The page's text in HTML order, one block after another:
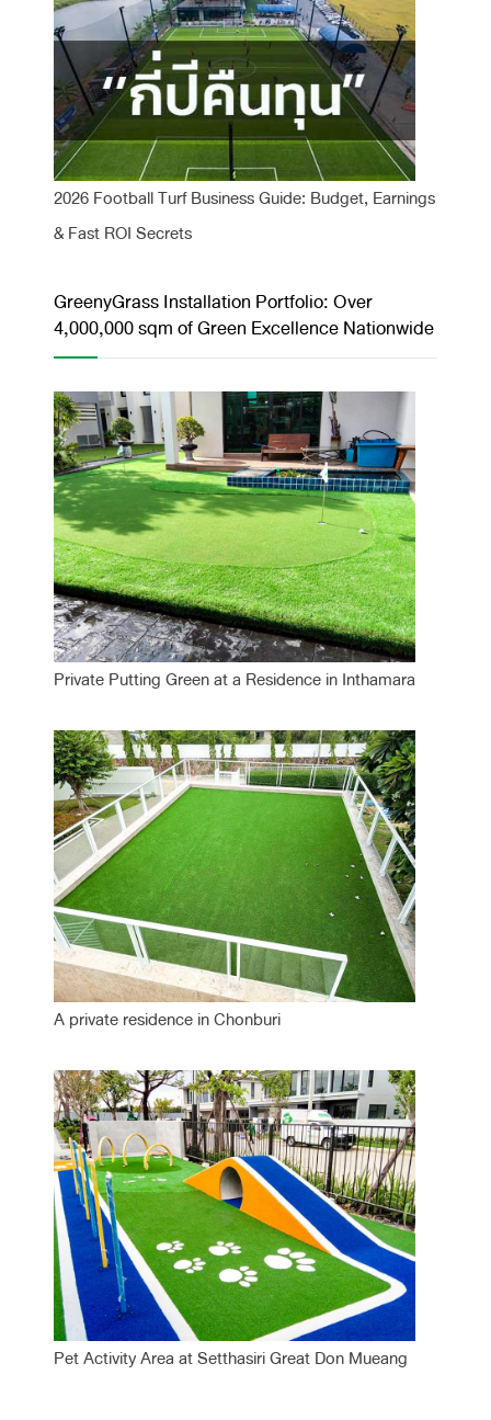
2026 Football Turf Business Guide: Budget, Earnings
& Fast ROI Secrets
GreenyGrass Installation Portfolio: Over
4,000,000 sqm of Green Excellence Nationwide
Private Putting Green at a Residence in Inthamara
A private residence in Chonburi
Pet Activity Area at Setthasiri Great Don Mueang